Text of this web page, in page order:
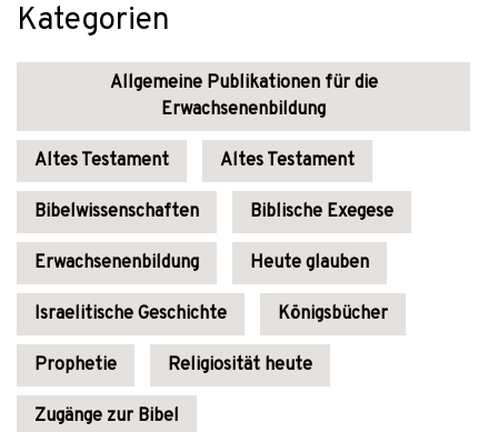
Kategorien
Allgemeine Publikationen für die
Erwachsenenbildung
Altes Testament Altes Testament
Bibelwissenschaften Biblische Exegese
Erwachsenenbildung Heute glauben
Israelitische Geschichte Königsbücher
Prophetie Religiosität heute
Zugänge zur Bibel